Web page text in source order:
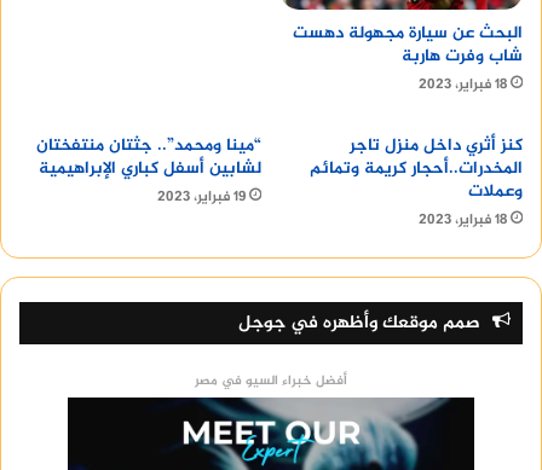
البحث عن سيارة مجهولة دهست
شاب وفرت هاربة
18 فبراير، 2023
كنز أثري داخل منزل تاجر
المخدرات..أحجار كريمة وتمائم
وعملات
18 فبراير، 2023
“مينا ومحمد”.. جثتان منتفختان
لشابين أسفل كباري الإبراهيمية
19 فبراير، 2023
صمم موقعك وأظهره في جوجل
أفضل خبراء السيو في مصر